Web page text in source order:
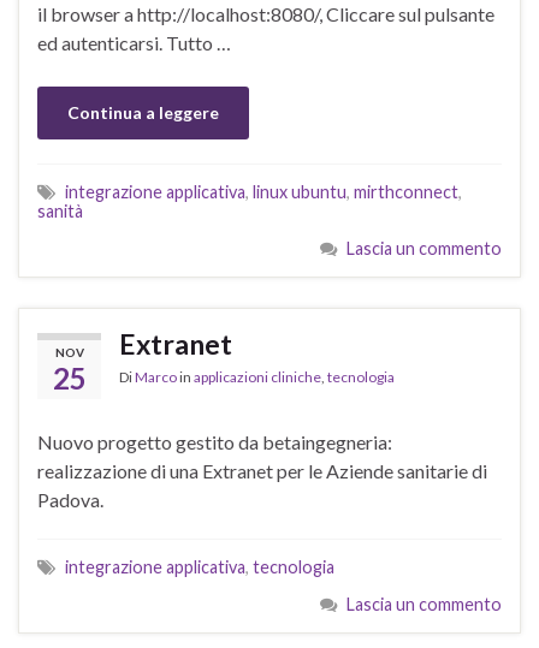
il browser a http://localhost:8080/, Cliccare sul pulsante
ed autenticarsi. Tutto …
Continua a leggere
integrazione applicativa, linux ubuntu, mirthconnect,
sanità
Lascia un commento
NOV
25
Extranet
DiMarcoin applicazioni cliniche tecnologia
Nuovo progetto gestito da betaingegneria:
realizzazione di una Extranet per le Aziende sanitarie di
Padova.
integrazione applicativa, tecnologia
Lascia un commento